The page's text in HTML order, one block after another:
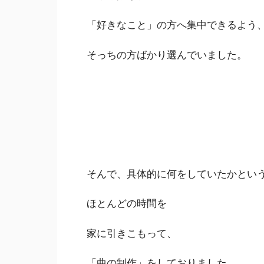
「好きなこと」の方へ集中できるよう、
そっちの方ばかり選んでいました。
そんで、具体的に何をしていたかという
ほとんどの時間を
家に引きこもって、